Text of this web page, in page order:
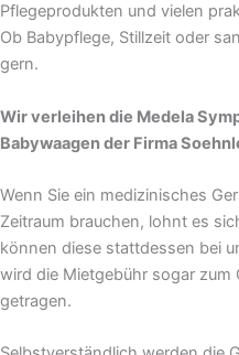
Pflegeprodukten und vielen
Ob Babypflege, Stillzeit oder
gern.
Wir verleihen die Medela
Babywaagen der Firma
Wenn Sie ein medizinisches
Zeitraum brauchen, lohnt es
können diese stattdessen bei
wird die Mietgebühr sogar
getragen.